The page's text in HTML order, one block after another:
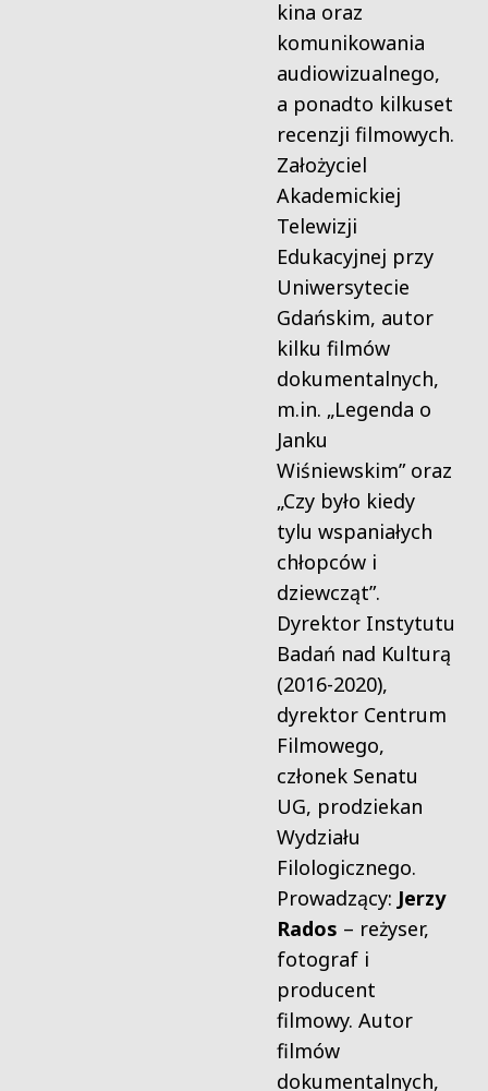
kina oraz
komunikowania
audiowizualnego,
a ponadto kilkuset
recenzji filmowych.
Założyciel
Akademickiej
Telewizji
Edukacyjnej przy
Uniwersytecie
Gdańskim, autor
kilku filmów
dokumentalnych,
m.in. „Legenda o
Janku
Wiśniewskim” oraz
„Czy było kiedy
tylu wspaniałych
chłopców i
dziewcząt”.
Dyrektor Instytutu
Badań nad Kulturą
(2016-2020),
dyrektor Centrum
Filmowego,
członek Senatu
UG, prodziekan
Wydziału
Filologicznego.
Prowadzący: Jerzy
Rados – reżyser,
fotograf i
producent
filmowy. Autor
filmów
dokumentalnych,